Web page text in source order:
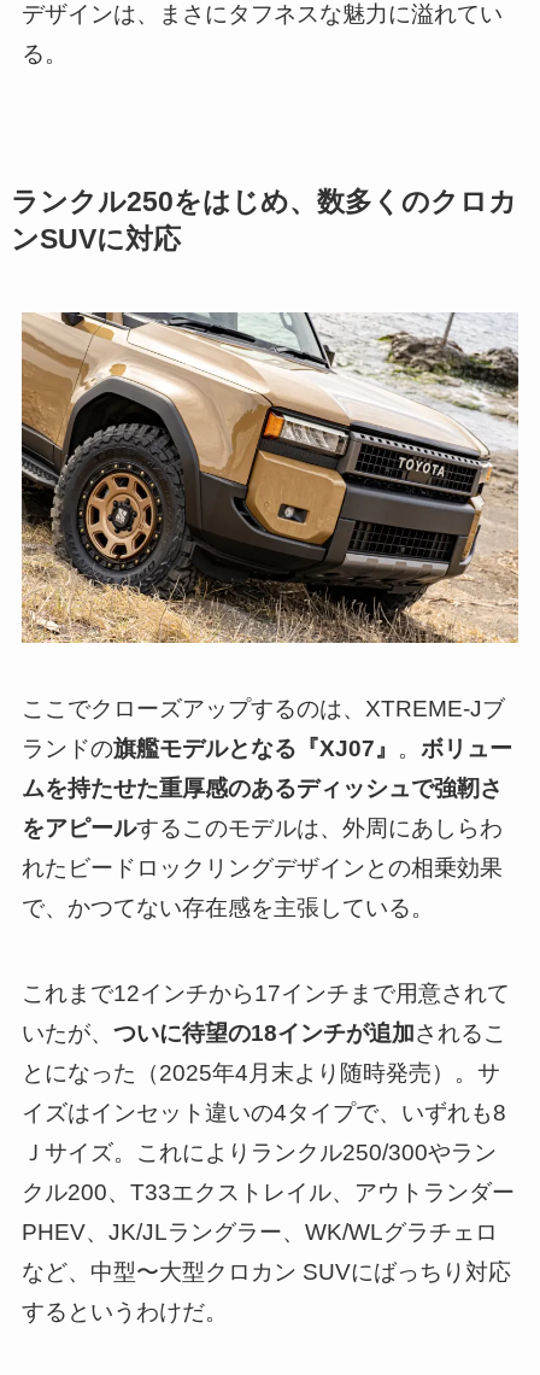
デザインは、まさにタフネスな魅力に溢れてい
る。
ランクル250をはじめ、数多くのクロカ
ンSUVに対応
ここでクローズアップするのは、XTREME-Jブ
ランドの旗艦モデルとなる『XJ07』 。 ボリュー
ムを持たせた重厚感のあるディッシュで強靭さ
をアピールするこのモデルは、外周にあしらわ
れたビードロックリングデザインとの相乗効果
で、かつてない存在感を主張している。
これまで12インチから17インチまで用意されて
いたが、 ついに待望の18インチが追加されるこ
とになった（2025年4月末より随時発売）。サ
イズはインセット違いの4タイプで、いずれも8
Ｊサイズ。これによりランクル250/300やラン
クル200、T33エクストレイル、アウトランダー
PHEV、JK/JLラングラー、WK/WLグラチェロ
など、中型〜大型クロカン SUVにばっちり対応
するというわけだ。